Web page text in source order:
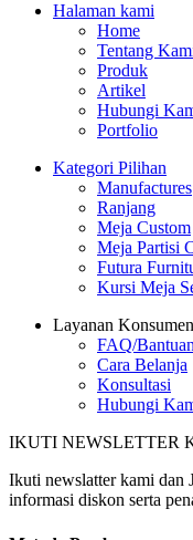
Halaman kami
Home
Tentang
Produk
Artikel
Hubungi
Portfolio
Kategori Pilihan
Manufactures
Ranjang
Meja Custom
Meja Partisi
Futura
Kursi Meja
Layanan Konsumen
FAQ/
Cara Belanja
Konsultasi
Hubungi
IKUTI NEWSLETTER
Ikuti newslatter kami dan
informasi diskon serta